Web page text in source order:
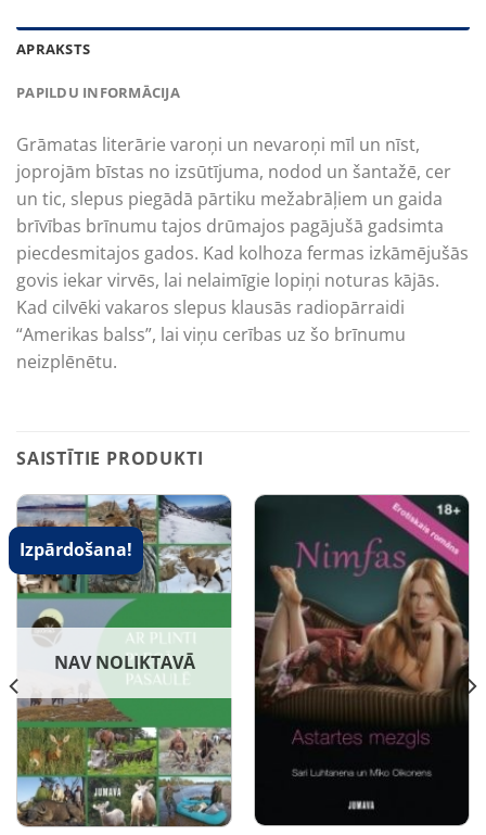
APRAKSTS
PAPILDU INFORMĀCIJA
Grāmatas literārie varoņi un nevaroņi mīl un nīst,
joprojām bīstas no izsūtījuma, nodod un šantažē, cer
un tic, slepus piegādā pārtiku mežabrāļiem un gaida
brīvības brīnumu tajos drūmajos pagājušā gadsimta
piecdesmitajos gados. Kad kolhoza fermas izkāmējušās
govis iekar virvēs, lai nelaimīgie lopiņi noturas kājās.
Kad cilvēki vakaros slepus klausās radiopārraidi
“Amerikas balss”, lai viņu cerības uz šo brīnumu
neizplēnētu.
SAISTĪTIE PRODUKTI
Izpārdošana!
NAV NOLIKTAVĀ